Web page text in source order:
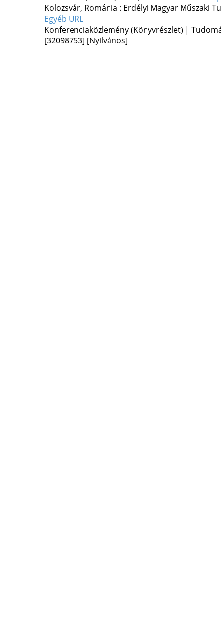
Kolozsvár, Románia : Erdélyi Magyar Műszaki
Egyéb URL
Konferenciaközlemény (Könyvrészlet) |
[32098753] [Nyilvános]